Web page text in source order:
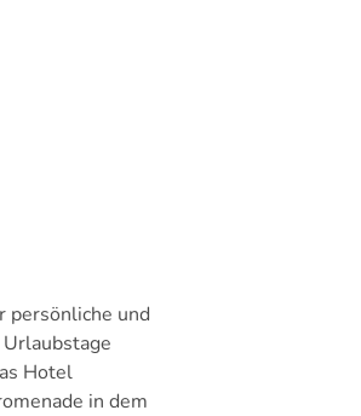
persönliche und
Hotel
in dem